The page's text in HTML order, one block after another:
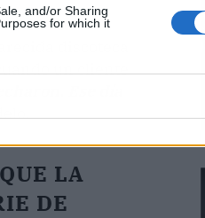
and/or Sharing
for which it
incidente
discoteca
un cliente
Ese día
LA
DE